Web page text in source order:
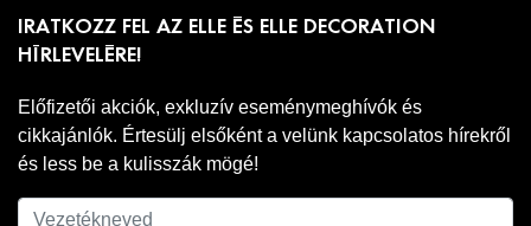
IRATKOZZ FEL AZ ELLE ÉS ELLE DECORATION
HÍRLEVELÉRE!
Előfizetői akciók, exkluzív eseménymeghívók és
cikkajánlók. Értesülj elsőként a velünk kapcsolatos hírekről
és less be a kulisszák mögé!